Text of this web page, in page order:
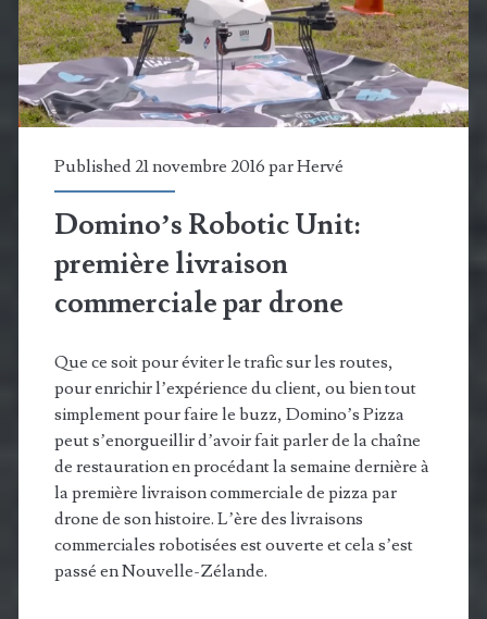
à
évoluer
Published 21 novembre 2016 parHervé
Domino’s Robotic Unit:
première livraison
commerciale par drone
Que ce soit pour éviter le trafic sur les routes,
pour enrichir l’expérience du client, ou bien tout
simplement pour faire le buzz, Domino’s Pizza
peut s’enorgueillir d’avoir fait parler de la chaîne
de restauration en procédant la semaine dernière à
la première livraison commerciale de pizza par
drone de son histoire. L’ère des livraisons
commerciales robotisées est ouverte et cela s’est
passé en Nouvelle-Zélande.